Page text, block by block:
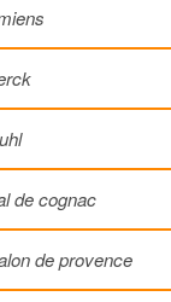
de cognac
de provence